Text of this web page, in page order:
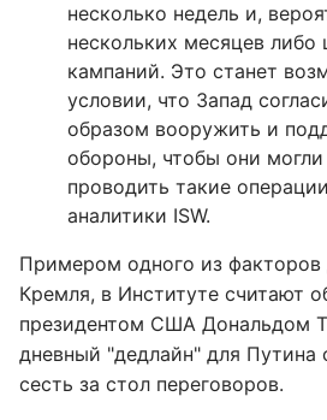
несколько недель и,
нескольких месяцев либо
кампаний. Это станет
условии, что Запад
образом вооружить и
обороны, чтобы они могли
проводить такие
аналитики ISW.
Примером одного из факторов
Кремля, в Институте считают
президентом США Дональдом
дневный "дедлайн" для Путина
сесть за стол переговоров.